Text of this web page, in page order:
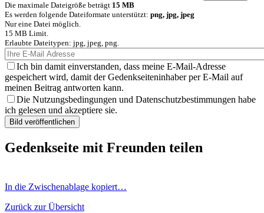
Die maximale Dateigröße beträgt 15 MB
Es werden folgende Dateiformate unterstützt: png, jpg, jpeg
Nur eine Datei möglich.
15 MB Limit.
Erlaubte Dateitypen: jpg, jpeg, png.
Ich bin damit einverstanden, dass meine E-Mail-Adresse
gespeichert wird, damit der Gedenkseiteninhaber per E-Mail auf
meinen Beitrag antworten kann.
Die Nutzungsbedingungen und Datenschutzbestimmungen habe
ich gelesen und akzeptiere sie.
Gedenkseite mit Freunden teilen
In die Zwischenablage kopiert…
Zurück zur Übersicht